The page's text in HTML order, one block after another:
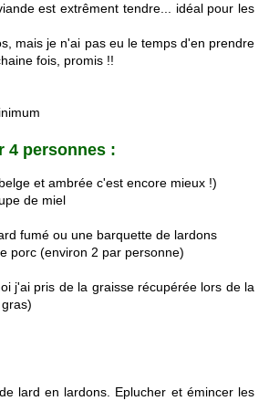
est extrêment tendre... idéal pour les
mais je n'ai pas eu le temps d'en prendre
fois, promis !!
4 personnes :
et ambrée c'est encore mieux !)
de miel
fumé ou une barquette de lardons
porc (environ 2 par personne)
j'ai pris de la graisse récupérée lors de la
lard en lardons. Eplucher et émincer les